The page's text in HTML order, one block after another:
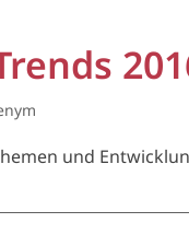
und